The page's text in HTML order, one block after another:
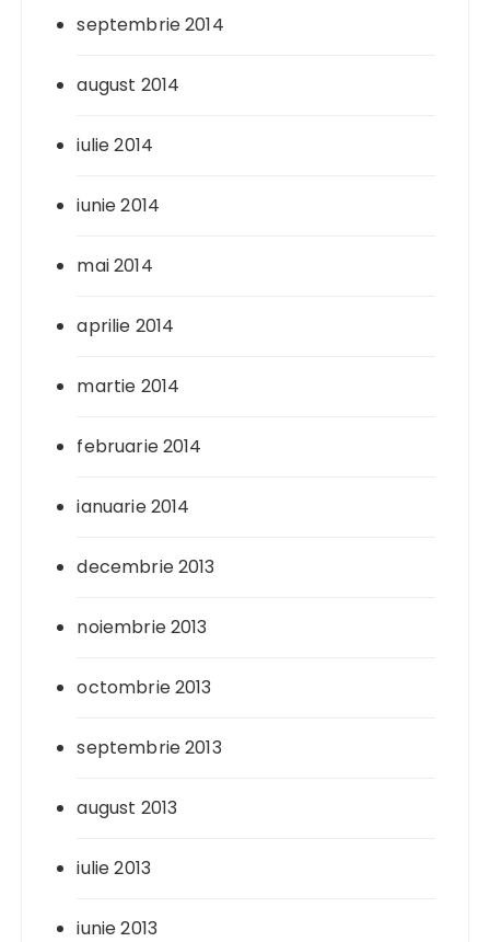
septembrie 2014
august 2014
iulie 2014
iunie 2014
mai 2014
aprilie 2014
martie 2014
februarie 2014
ianuarie 2014
decembrie 2013
noiembrie 2013
octombrie 2013
septembrie 2013
august 2013
iulie 2013
iunie 2013